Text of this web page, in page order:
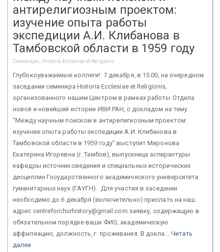
антирелигиозным проектом:
изучение опыта работы
экспедиции А.И. Клибанова в
Тамбовской области в 1959 году
Семинары, Historia Ecclesiae et Religionis
Глубокоуважаемые коллеги! 7 декабря, в 15.00, на очередном
заседании семинира Historia Ecclesiae et Religionis,
организованного нашим Центром в рамках работы Отдела
новой и новейшей истории ИВИ РАН, с докладом на тему
"Между научным поиском и антирелигиозным проектом:
изучение опыта работы экспедиции А.И. Клибанова в
Тамбовской области в 1959 году" выступит Миронова
Екатерина Игоревна (г. Тамбов), выпускница аспирантуры
кафедры источниковедения и специальных исторических
дисциплин Государственного академического университета
гуманитарных наук (ГАУГН). Для участия в заседании
необходимо до 6 декабря (включительно) прислать на наш
адрес centreforchurhistory@gmail.com заявку, содержащую в
обязательном порядке ваши ФИО, академическую
аффилиацию, должность, г. проживания. В докла... Читать
далее